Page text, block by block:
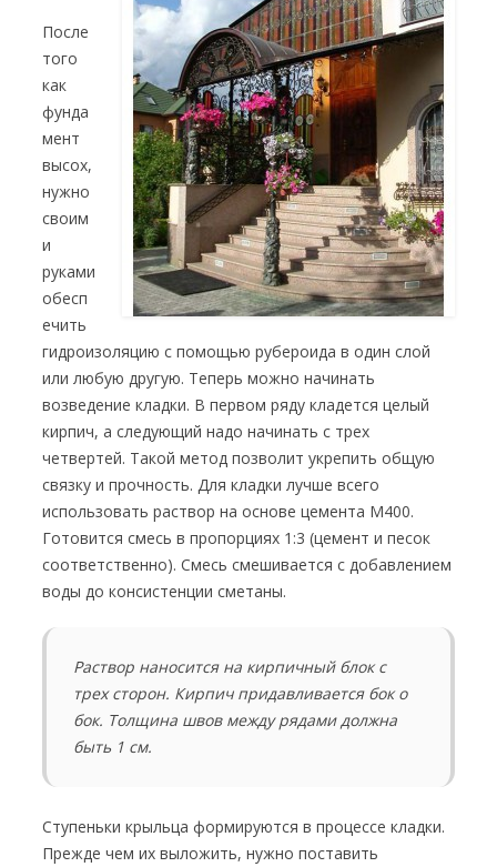
После
того
как
фунда
мент
высох,
нужно
своим
и
руками
обесп
ечить
гидроизоляцию с помощью рубероида в один слой
или любую другую. Теперь можно начинать
возведение кладки. В первом ряду кладется целый
кирпич, а следующий надо начинать с трех
четвертей. Такой метод позволит укрепить общую
связку и прочность. Для кладки лучше всего
использовать раствор на основе цемента М400.
Готовится смесь в пропорциях 1:3 (цемент и песок
соответственно). Смесь смешивается с добавлением
воды до консистенции сметаны.
Раствор наносится на кирпичный блок с
трех сторон. Кирпич придавливается бок о
бок. Толщина швов между рядами должна
быть 1 см.
Ступеньки крыльца формируются в процессе кладки.
Прежде чем их выложить, нужно поставить